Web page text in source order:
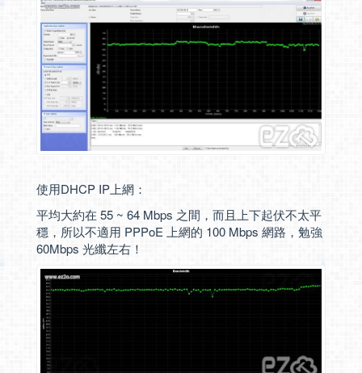
使用DHCP IP上網：
平均大約在 55 ~ 64 Mbps 之間，而且上下起伏不太平
穩，所以不適用 PPPoE 上網的 100 Mbps 網路，勉強
60Mbps 光纖左右！